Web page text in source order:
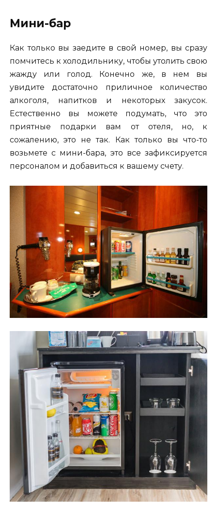
Мини-бар
Как только вы заедите в свой номер, вы сразу
помчитесь к холодильнику, чтобы утолить свою
жажду или голод. Конечно же, в нем вы
увидите достаточно приличное количество
алкоголя, напитков и некоторых закусок.
Естественно вы можете подумать, что это
приятные подарки вам от отеля, но, к
сожалению, это не так. Как только вы что-то
возьмете с мини-бара, это все зафиксируется
персоналом и добавиться к вашему счету.